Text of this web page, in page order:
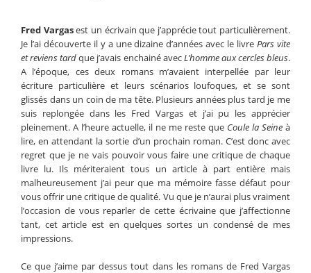
Fred Vargasest un écrivain que j’apprécie tout particulièrement.
Je l’ai découverte il y a une dizaine d’années avec le livrePars vite
et reviens tardque j’avais enchainé avecL’homme aux cercles bleus.
A l’époque, ces deux romans m’avaient interpellée par leur
écriture particulière et leurs scénarios loufoques, et se sont
glissés dans un coin de ma tête. Plusieurs années plus tard je me
suis replongée dans les Fred Vargas et j’ai pu les apprécier
pleinement. A l’heure actuelle, il ne me reste que Coule la Seine à
lire, en attendant la sortie d’un prochain roman. C’est donc avec
regret que je ne vais pouvoir vous faire une critique de chaque
livre lu. Ils mériteraient tous un article à part entière mais
malheureusement j’ai peur que ma mémoire fasse défaut pour
vous offrir une critique de qualité. Vu que je n’aurai plus vraiment
l’occasion de vous reparler de cette écrivaine que j’affectionne
tant, cet article est en quelques sortes un condensé de mes
impressions.
Ce que j’aime par dessus tout dans les romans de Fred Vargas